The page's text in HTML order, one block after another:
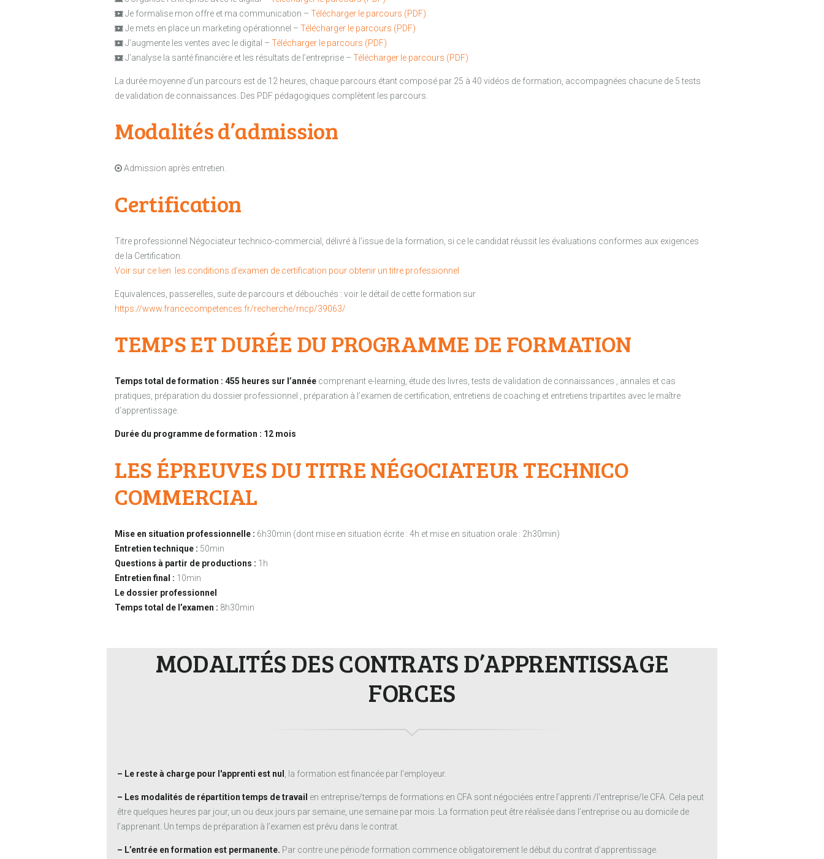
Je formalise mon offre et ma communication – Télécharger le parcours (PDF)
Je mets en place un marketing opérationnel – Télécharger le parcours (PDF)
J’augmente les ventes avec le digital – Télécharger le parcours (PDF)
J’analyse la santé financière et les résultats de l’entreprise – Télécharger le parcours (PDF)
La durée moyenne d’un parcours est de 12 heures, chaque parcours étant composé par 25 à 40 vidéos de formation, accompagnées chacune de 5 tests
de validation de connaissances. Des PDF pédagogiques complètent les parcours.
Modalités d’admission
Admission après entretien.
Certification
Titre professionnel Négociateur technico-commercial, délivré à l’issue de la formation, si ce le candidat réussit les évaluations conformes aux exigences
de la Certification.
Voir sur ce lien les conditions d’examen de certification pour obtenir un titre professionnel
Equivalences, passerelles, suite de parcours et débouchés : voir le détail de cette formation sur
https://www.francecompetences.fr/recherche/rncp/39063/
TEMPS ET DURÉE DU PROGRAMME DE FORMATION
Temps total de formation : 455 heures sur l’année comprenant e-learning, étude des livres, tests de validation de connaissances , annales et cas
pratiques, préparation du dossier professionnel , préparation à l’examen de certification, entretiens de coaching et entretiens tripartites avec le maître
d’apprentissage.
Durée du programme de formation : 12 mois
LES ÉPREUVES DU TITRE NÉGOCIATEUR TECHNICO
COMMERCIAL
Mise en situation professionnelle : 6h30min (dont mise en situation écrite : 4h et mise en situation orale : 2h30min)
Entretien technique : 50min
Questions à partir de productions : 1h
Entretien final : 10min
Le dossier professionnel
Temps total de l’examen : 8h30min
MODALITÉS DES CONTRATS D’APPRENTISSAGE
FORCES
– Le reste à charge pour l'apprenti est nul , la formation est financée par l'employeur.
– Les modalités de répartition temps de travail en entreprise/temps de formations en CFA sont négociées entre l’apprenti /l’entreprise/le CFA. Cela peut
être quelques heures par jour, un ou deux jours par semaine, une semaine par mois. La formation peut être réalisée dans l’entreprise ou au domicile de
l’apprenant. Un temps de préparation à l’examen est prévu dans le contrat.
– L’entrée en formation est permanente. Par contre une période formation commence obligatoirement le début du contrat d’apprentissage.